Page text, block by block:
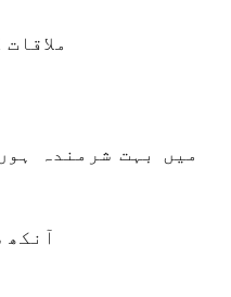
میں بہت شرمندہ
آنکھ